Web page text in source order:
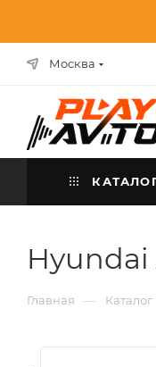
Москва
Главная — Каталог